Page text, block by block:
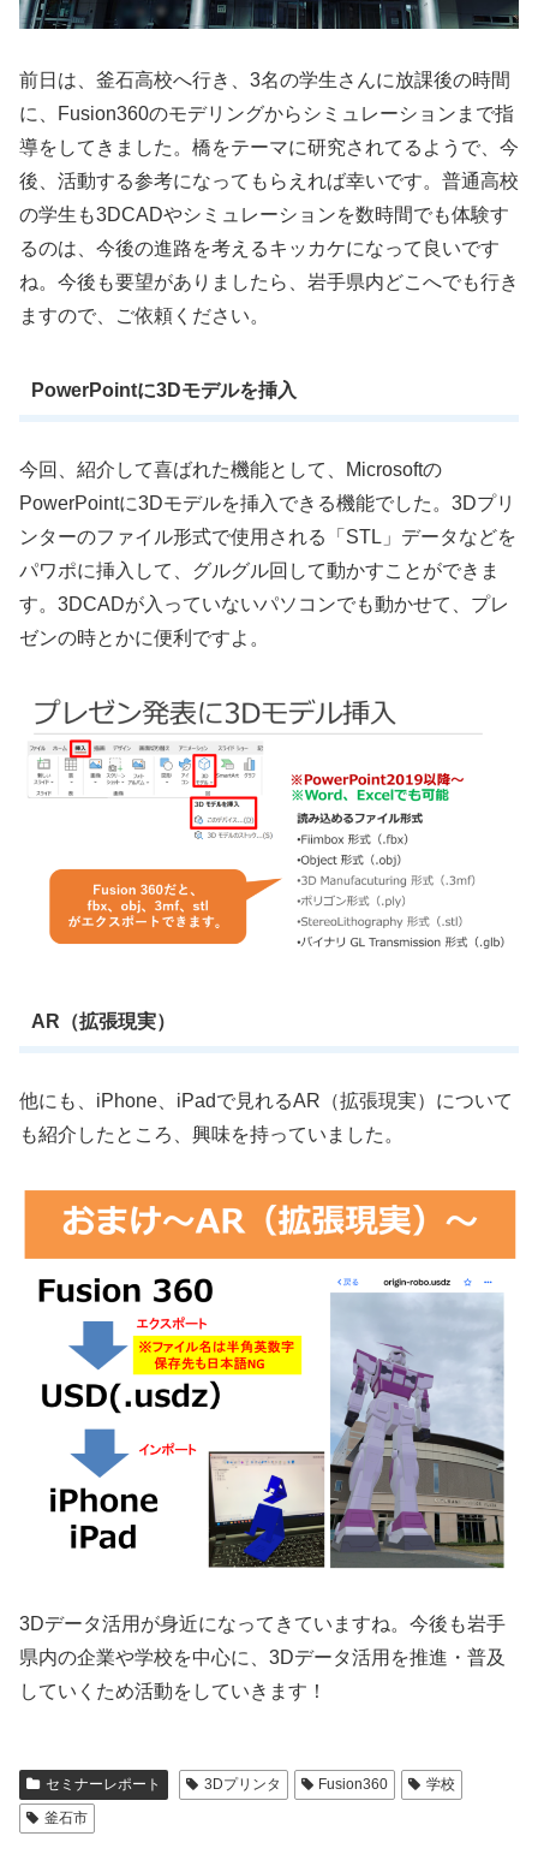
前日は、釜石高校へ行き、3名の学生さんに放課後の時間
に、Fusion360のモデリングからシミュレーションまで指
導をしてきました。橋をテーマに研究されてるようで、今
後、活動する参考になってもらえれば幸いです。普通高校
の学生も3DCADやシミュレーションを数時間でも体験す
るのは、今後の進路を考えるキッカケになって良いです
ね。今後も要望がありましたら、岩手県内どこへでも行き
ますので、ご依頼ください。
PowerPointに3Dモデルを挿入
今回、紹介して喜ばれた機能として、Microsoftの
PowerPointに3Dモデルを挿入できる機能でした。3Dプリ
ンターのファイル形式で使用される「STL」データなどを
パワポに挿入して、グルグル回して動かすことができま
す。3DCADが入っていないパソコンでも動かせて、プレ
ゼンの時とかに便利ですよ。
AR（拡張現実）
他にも、iPhone、iPadで見れるAR（拡張現実）について
も紹介したところ、興味を持っていました。
3Dデータ活用が身近になってきていますね。今後も岩手
県内の企業や学校を中心に、3Dデータ活用を推進・普及
していくため活動をしていきます！
セミナーレポート 3Dプリンタ Fusion360
学校
釜石市